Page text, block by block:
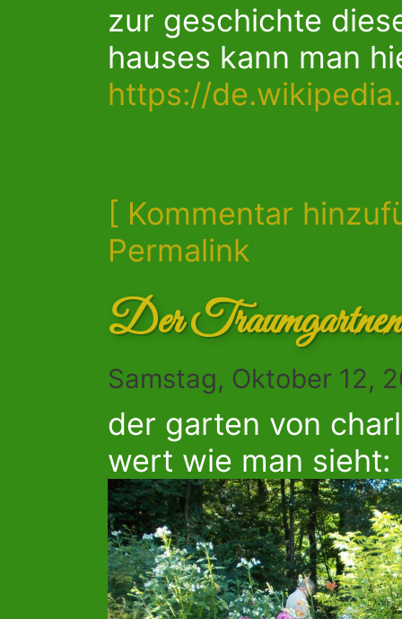
zur geschichte
hauses kann man
https://
[ Kommentar
Permalink
Der
Samstag, Oktober 12,
der garten von
wert wie man sieht: